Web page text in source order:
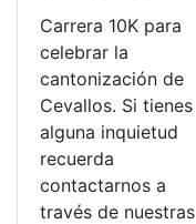
Carrera 10K para
celebrar la
cantonización de
Cevallos. Si tienes
alguna inquietud
recuerda
contactarnos a
través de nuestras